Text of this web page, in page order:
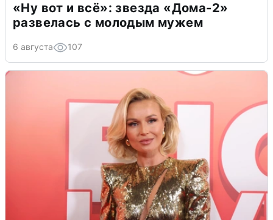
«Ну вот и всё»: звезда «Дома-2»
развелась с молодым мужем
6 августа 107